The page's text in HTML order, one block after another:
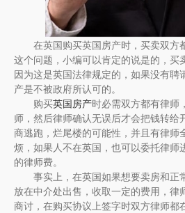
在英国购买英国房产时，买卖双方
这个问题，小编可以肯定的说是的，买
因为这是英国法律规定的，如果没有聘
产是不被政府所认可的。
购买英国房产时必需双方都有律师
师，然后律师确认无误后才会把钱转给
商逃跑，烂尾楼的可能性，并且有律师
烦，如果人不在英国，也可以委托律师
的律师费。
事实上，在英国如果想要卖房和正
放在中介处出售，收取一定的费用，律
商讨，在购买协议上签字时双方律师都